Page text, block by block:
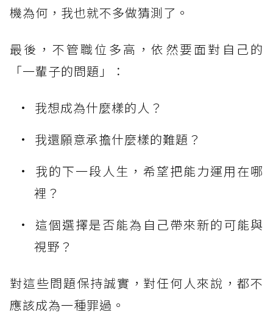
機為何，我也就不多做猜測了。
最後，不管職位多高，依然要面對自己的
「一輩子的問題」：
我想成為什麼樣的人？
我還願意承擔什麼樣的難題？
我的下一段人生，希望把能力運用在哪
裡？
這個選擇是否能為自己帶來新的可能與
視野？
對這些問題保持誠實，對任何人來說，都不
應該成為一種罪過。